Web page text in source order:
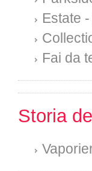
Estate
Fai da
Storia